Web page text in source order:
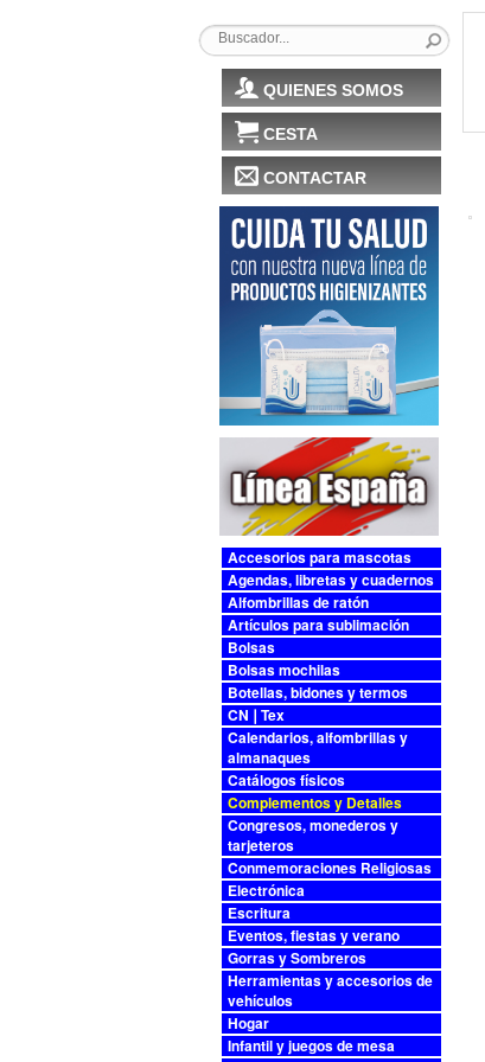
QUIENES SOMOS
CESTA
CONTACTAR
Accesorios para mascotas
Agendas, libretas y cuadernos
Alfombrillas de ratón
Artículos para sublimación
Bolsas
Bolsas mochilas
Botellas, bidones y termos
CN❘Tex
Calendarios, alfombrillas y
almanaques
Catálogos físicos
Complementos y Detalles
Congresos, monederos y
tarjeteros
Conmemoraciones Religiosas
Electrónica
Escritura
Eventos, fiestas y verano
Gorras y Sombreros
Herramientas y accesorios de
vehículos
Hogar
Infantil y juegos de mesa